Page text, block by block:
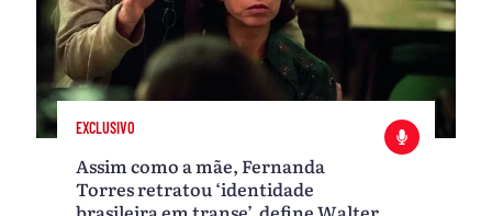
EXCLUSIVO
Assim como a mãe, Fernanda
Torres retratou ‘identidade